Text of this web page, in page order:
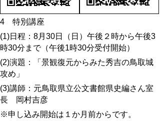
4 特別講座
(1)日程：8月30日（日）午後２時から午後3
時30分まで（午後1時30分受付開始）
(2)演題：「景観復元からみた秀吉の鳥取城
攻め」
(3)講師：元鳥取県立公文書館県史編さん室
長 岡村吉彦
※申し込み開始は１か月前からです。